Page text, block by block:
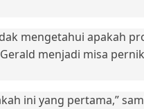
mengetahui apakah
menjadi misa
ini yang pertama,”